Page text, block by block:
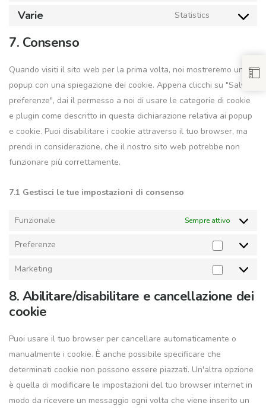
google-
to
Varie Statistics
Consent
varie
7. Consenso
Quando visiti il sito web per la prima volta, noi mostreremo un
popup con una spiegazione dei cookie. Appena clicchi su "Salva
preferenze", dai il permesso a noi di usare le categorie di cookie
e plugin come descritto in questa dichiarazione relativa ai popup
e cookie. Puoi disabilitare i cookie attraverso il tuo browser, ma
prendi in considerazione, che il nostro sito web potrebbe non
funzionare più correttamente.
7.1 Gestisci le tue impostazioni di consenso
Funzionale Sempre attivo
Preferenze
Marketing
8. Abilitare/disabilitare e cancellazione dei
cookie
Puoi usare il tuo browser per cancellare automaticamente o
manualmente i cookie. È anche possibile specificare che
determinati cookie non possono essere piazzati. Un'altra opzione
è quella di modificare le impostazioni del tuo browser internet in
modo da ricevere un messaggio ogni volta che viene inserito un